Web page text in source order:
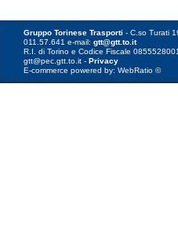
Gruppo Torinese Trasporti - C.so Turati
011.57.641 e-mail:gtt@gtt.to.it
R.I. di Torino e Codice Fiscale
gtt@pec.gtt.to.it -Privacy
E-commerce powered by: WebRatio ©